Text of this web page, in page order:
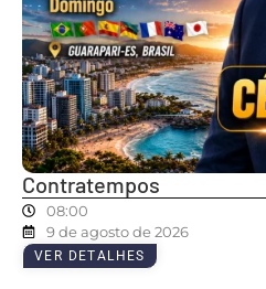
Contratempos
08:00
9 de agosto de 2026
VER DETALHES